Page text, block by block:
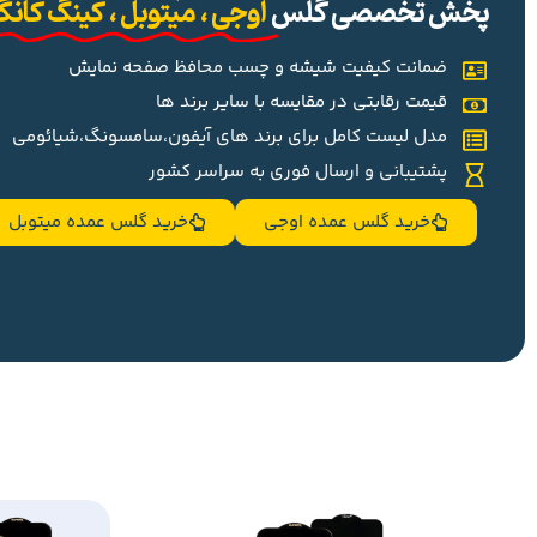
پخش تخصصی گلساوجی ، میتوبل ، کینگ
ضمانت کیفیت شیشه و چسب محافظ صفحه نمایش
قیمت رقابتی در مقایسه با سایر برند ها
مدل لیست کامل برای برند های آیفون،سامسونگ،شیائومی
پشتیبانی و ارسال فوری به سراسر کشور
خرید گلس عمده اوجی
خرید گلس عمده میتوبل